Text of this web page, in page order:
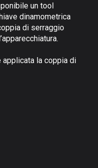
un tool
dinamometrica
di serraggio
la coppia di